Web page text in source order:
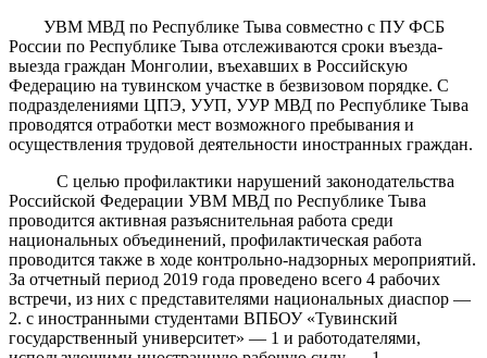
УВМ МВД по Республике Тыва совместно с ПУ ФСБ
России по Республике Тыва отслеживаются сроки въезда-
выезда граждан Монголии, въехавших в Российскую
Федерацию на тувинском участке в безвизовом порядке. С
подразделениями ЦПЭ, УУП, УУР МВД по Республике Тыва
проводятся отработки мест возможного пребывания и
осуществления трудовой деятельности иностранных граждан.
С целью профилактики нарушений законодательства
Российской Федерации УВМ МВД по Республике Тыва
проводится активная разъяснительная работа среди
национальных объединений, профилактическая работа
проводится также в ходе контрольно-надзорных мероприятий.
За отчетный период 2019 года проведено всего 4 рабочих
встречи, из них с представителями национальных диаспор —
2. с иностранными студентами ВПБОУ «Тувинский
государственный университет» — 1 и работодателями,